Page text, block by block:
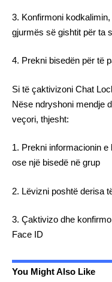
3. Konfirmoni
gjurmës së gishtit për ta
4. Prekni bisedën për të
Si të çaktivizoni Chat
Nëse ndryshoni mendje
veçori, thjesht:
1. Prekni informacionin
ose një bisedë në grup
2. Lëvizni poshtë derisa
3. Çaktivizo dhe
Face ID
You Might Also Like